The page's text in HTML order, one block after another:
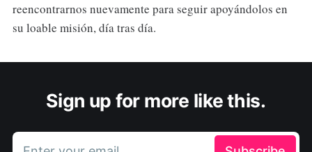
reencontrarnos nuevamente para seguir apoyándolos en
su loable misión, día tras día.
Sign up for more like this.